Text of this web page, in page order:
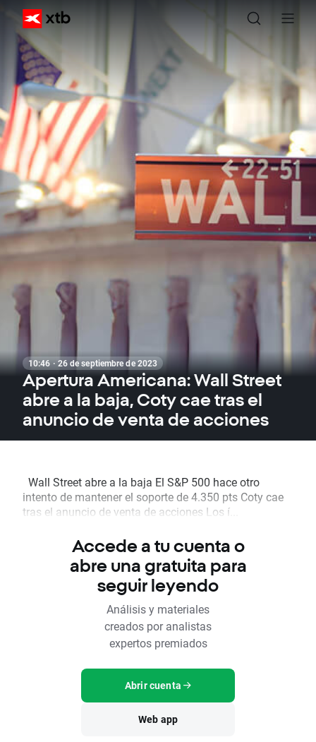
10:46 · 26 de septiembre de 2023
Apertura Americana: Wall Street
abre a la baja, Coty cae tras el
anuncio de venta de acciones
Wall Street abre a la baja El S&P 500 hace otro
intento de mantener el soporte de 4.350 pts Coty cae
tras el anuncio de venta de acciones Los í...
Accede a tu cuenta o
abre una gratuita para
seguir leyendo
Análisis y materiales
creados por analistas
expertos premiados
Abrir cuenta
Web app